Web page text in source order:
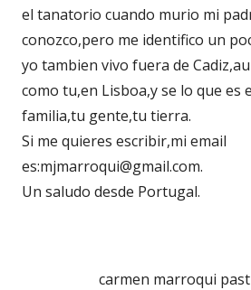
el tanatorio cuando murio mi
conozco,pero me identifico un
yo tambien vivo fuera de
como tu,en Lisboa,y se lo que es
familia,tu gente,tu tierra.
Si me quieres escribir,mi email
es:mjmarroqui@gmail.com.
Un saludo desde Portugal.
carmen marroqui